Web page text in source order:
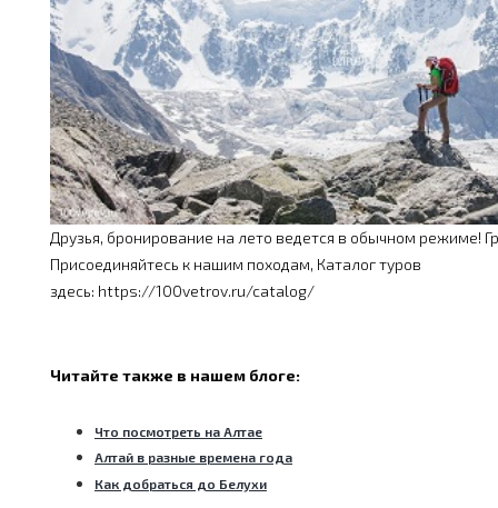
Друзья, бронирование на лето ведется в обычном режиме!
Присоединяйтесь к нашим походам, Каталог туров
здесь: https://100vetrov.ru/catalog/
Читайте также в нашем блоге:
Что посмотреть на Алтае
Алтай в разные времена года
Как добраться до Белухи